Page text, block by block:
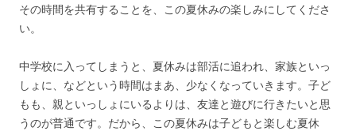
その時間を共有することを、この夏休みの楽しみにしてくださ
い。
中学校に入ってしまうと、夏休みは部活に追われ、家族といっ
しょに、などという時間はまあ、少なくなっていきます。子ど
もも、親といっしょにいるよりは、友達と遊びに行きたいと思
うのが普通です。だから、この夏休みは子どもと楽しむ夏休